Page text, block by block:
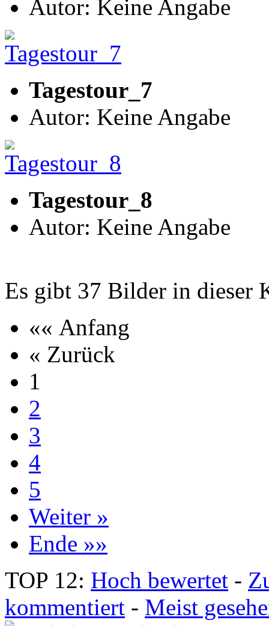
Autor: Keine Angabe
Tagestour_7
Autor: Keine Angabe
Tagestour_8
Autor: Keine Angabe
Es gibt 37 Bilder in dieser
«« Anfang
« Zurück
1
2
3
4
5
Weiter »
Ende »»
TOP 12: Hoch bewertet -
kommentiert - Meist